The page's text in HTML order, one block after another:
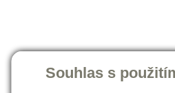
Souhlas s